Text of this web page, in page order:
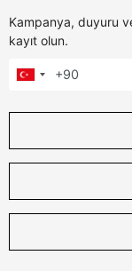
Kampanya, duyuru
kayıt olun.